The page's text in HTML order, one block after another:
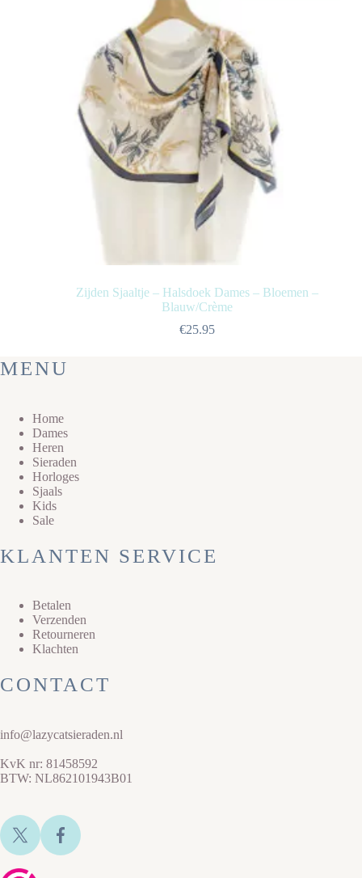
Zijden Sjaaltje – Halsdoek Dames – Bloemen –
Blauw/Crème
€25.95
MENU
Home
Dames
Heren
Sieraden
Horloges
Sjaals
Kids
Sale
KLANTEN SERVICE
Betalen
Verzenden
Retourneren
Klachten
CONTACT
info@lazycatsieraden.nl
KvK nr: 81458592
BTW: NL862101943B01